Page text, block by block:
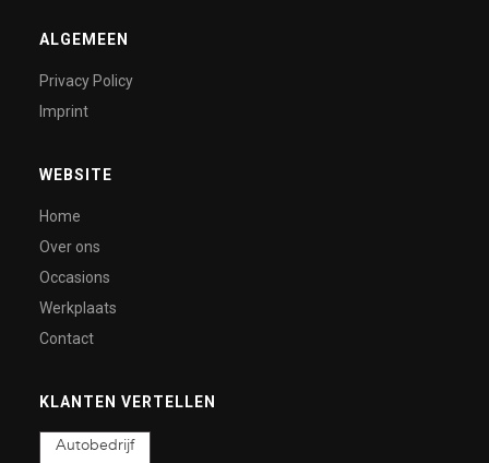
ALGEMEEN
Privacy Policy
Imprint
WEBSITE
Home
Over ons
Occasions
Werkplaats
Contact
KLANTEN VERTELLEN
Autobedrijf